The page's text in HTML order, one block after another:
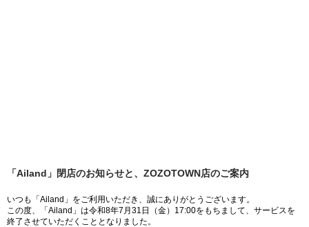
「Ailand」閉店のお知らせと、ZOZOTOWN店のご案内
いつも「Ailand」をご利用いただき、誠にありがとうございます。
この度、「Ailand」は令和8年7月31日（金）17:00をもちまして、サービスを
終了させていただくこととなりました。